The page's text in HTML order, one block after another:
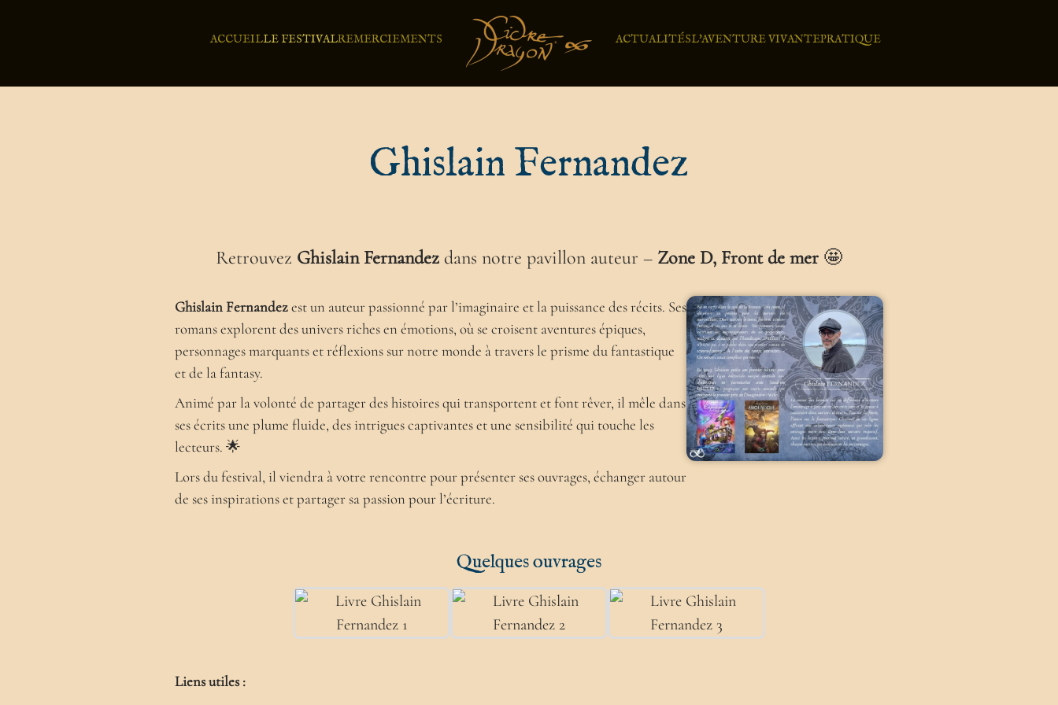
ACCUEILLE FESTIVALREMERCIEMENTS ACTUALITÉSL'AVENTURE VIVANTEPRATIQUE
Ghislain Fernandez
Retrouvez Ghislain Fernandez dans notre pavillon auteur – Zone D, Front de mer 🤩
Ghislain Fernandezest un auteur passionné par l’imaginaire et la puissance des récits. Ses
romans explorent des univers riches en émotions, où se croisent aventures épiques,
personnages marquants et réflexions sur notre monde à travers le prisme du fantastique
et de la fantasy.
Animé par la volonté de partager des histoires qui transportent et font rêver, il mêle dans
ses écrits une plume fluide, des intrigues captivantes et une sensibilité qui touche les
lecteurs. 🌟
Lors du festival, il viendra à votre rencontre pour présenter ses ouvrages, échanger autour
de ses inspirations et partager sa passion pour l’écriture.
Quelques ouvrages
Liens utiles :